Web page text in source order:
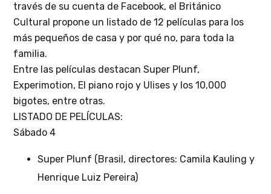
través de su cuenta de Facebook, el Británico
Cultural propone un listado de 12 películas para los
más pequeños de casa y por qué no, para toda la
familia.
Entre las películas destacan Super Plunf,
Experimotion, El piano rojo y Ulises y los 10,000
bigotes, entre otras.
LISTADO DE PELÍCULAS:
Sábado 4
Super Plunf (Brasil, directores: Camila Kauling y
Henrique Luiz Pereira)